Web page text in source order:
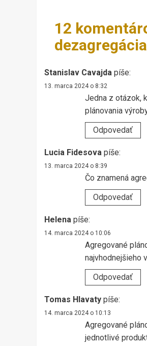
12
dezagregácia
Stanislav Cavajda píše:
13. marca 2024 o 8:32
Jedna z otázok,
plánovania
Odpovedať
Lucia Fidesova píše:
13. marca 2024 o 8:39
Čo znamená
Odpovedať
Helena píše:
14. marca 2024 o 10:06
Agregované
najvhodnejšieho
Odpovedať
Tomas Hlavaty píše:
14. marca 2024 o 10:13
Agregované
jednotlivé